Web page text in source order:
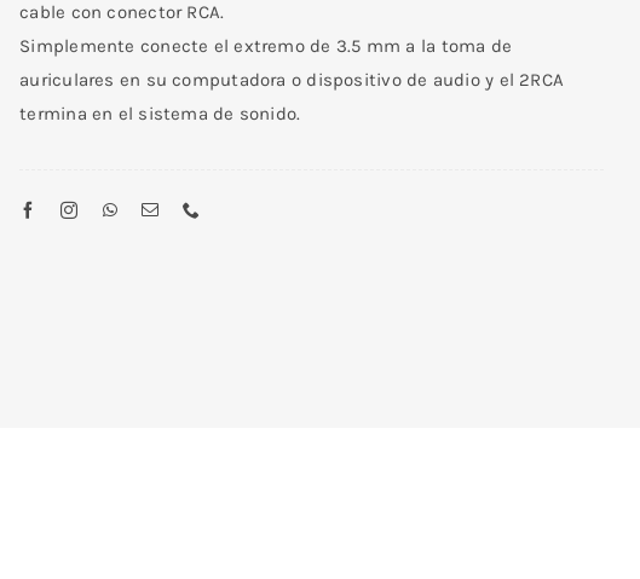
2RCA
Hembra
30
cable con conector RCA.
Simplemente conecte el extremo de 3.5 mm a la toma de
auriculares en su computadora o dispositivo de audio y el 2RCA
termina en el sistema de sonido.